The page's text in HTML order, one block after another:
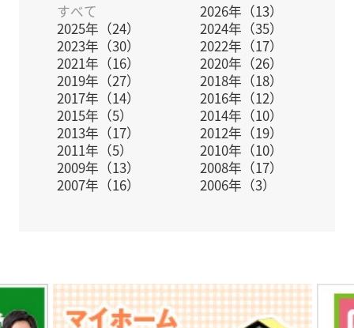
すべて
2026年（13）
2025年（24）
2024年（35）
2023年（30）
2022年（17）
2021年（16）
2020年（26）
2019年（27）
2018年（18）
2017年（14）
2016年（12）
2015年（5）
2014年（10）
2013年（17）
2012年（19）
2011年（5）
2010年（10）
2009年（13）
2008年（17）
2007年（16）
2006年（3）